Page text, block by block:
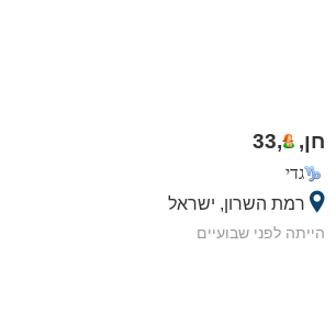
חן, ,
33
גדי
רמת השרון, ישראל
הייתה לפני שבועיים